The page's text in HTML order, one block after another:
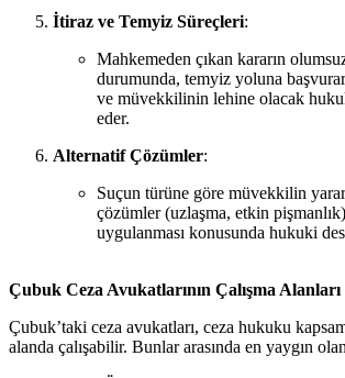
İtiraz ve Temyiz Süreçleri:
Mahkemeden çıkan kararın
durumunda, temyiz yoluna
ve müvekkilinin lehine olacak
eder.
Alternatif Çözümler:
Suçun türüne göre müvekkilin
çözümler (uzlaşma, etkin
uygulanması konusunda hukuki
Çubuk Ceza Avukatlarının Çalışma Alanları
Çubuk’taki ceza avukatları, ceza hukuku
alanda çalışabilir. Bunlar arasında en yaygın